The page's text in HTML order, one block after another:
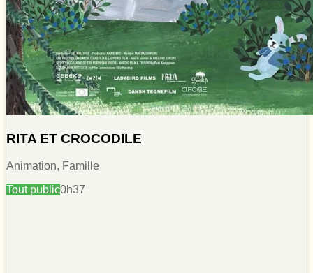
RITA ET CROCODILE
Animation, Famille
Tout public0h37